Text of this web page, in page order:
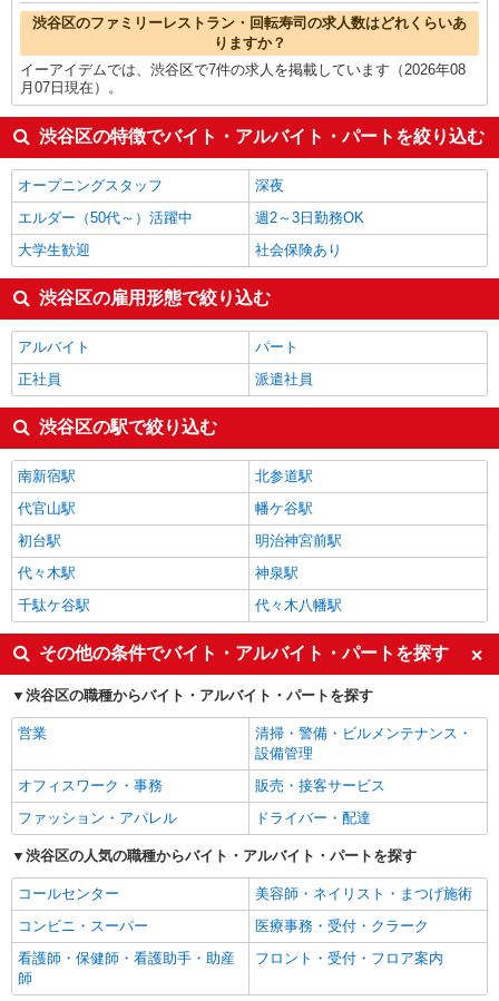
渋谷区のファミリーレストラン・回転寿司の求人数はどれくらいあ
りますか？
イーアイデムでは、渋谷区で7件の求人を掲載しています（2026年08
月07日現在）。
渋谷区の特徴でバイト・アルバイト・パートを絞り込む
オープニングスタッフ
深夜
エルダー（50代～）活躍中
週2～3日勤務OK
大学生歓迎
社会保険あり
渋谷区の雇用形態で絞り込む
アルバイト
パート
正社員
派遣社員
渋谷区の駅で絞り込む
南新宿駅
北参道駅
代官山駅
幡ケ谷駅
初台駅
明治神宮前駅
代々木駅
神泉駅
千駄ケ谷駅
代々木八幡駅
その他の条件でバイト・アルバイト・パートを探す
渋谷区の職種からバイト・アルバイト・パートを探す
営業
清掃・警備・ビルメンテナンス・
設備管理
オフィスワーク・事務
販売・接客サービス
ファッション・アパレル
ドライバー・配達
渋谷区の人気の職種からバイト・アルバイト・パートを探す
コールセンター
美容師・ネイリスト・まつげ施術
コンビニ・スーパー
医療事務・受付・クラーク
看護師・保健師・看護助手・助産
師
フロント・受付・フロア案内